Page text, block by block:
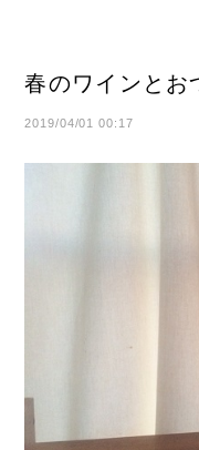
春のワインとお
2019/04/01 00:17